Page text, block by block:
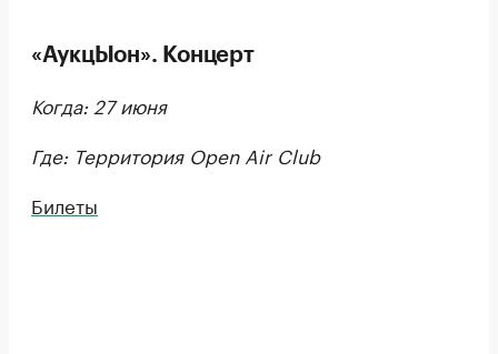
«АукцЫон». Концерт
Когда: 27 июня
Где: Территория Open Air Club
Билеты